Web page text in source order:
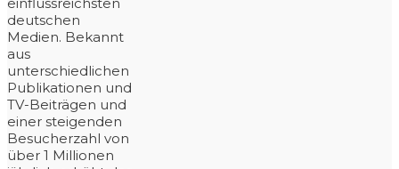
deutschen
Medien. Bekannt
aus
unterschiedlichen
Publikationen und
TV-Beiträgen und
einer steigenden
Besucherzahl von
über 1 Millionen